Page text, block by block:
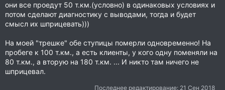
они все проедут 50 т.км.(условно) в одинаковых условиях и
потом сделают диагностику с выводами, тогда и будет
смысл их шприцевать)))
На моей "трешке" обе ступицы померли одновременно! На
пробеге к 100 т.км., а есть клиенты, у кого одну поменяли на
80 т.км., а вторую на 180 т.км. ... И никто там ничего не
шприцевал.
Последнее редактирование: 21 Сен 2018